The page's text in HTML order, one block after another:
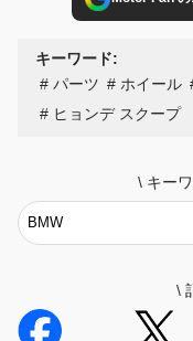
キーワード:
パーツ
ホイール
ヒョンデ スクープ
\ キー
\